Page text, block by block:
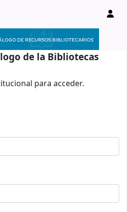
de la Bibliotecas
para acceder.